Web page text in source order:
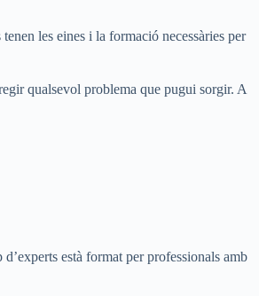
les eines i la formació necessàries per
qualsevol problema que pugui sorgir. A
està format per professionals amb